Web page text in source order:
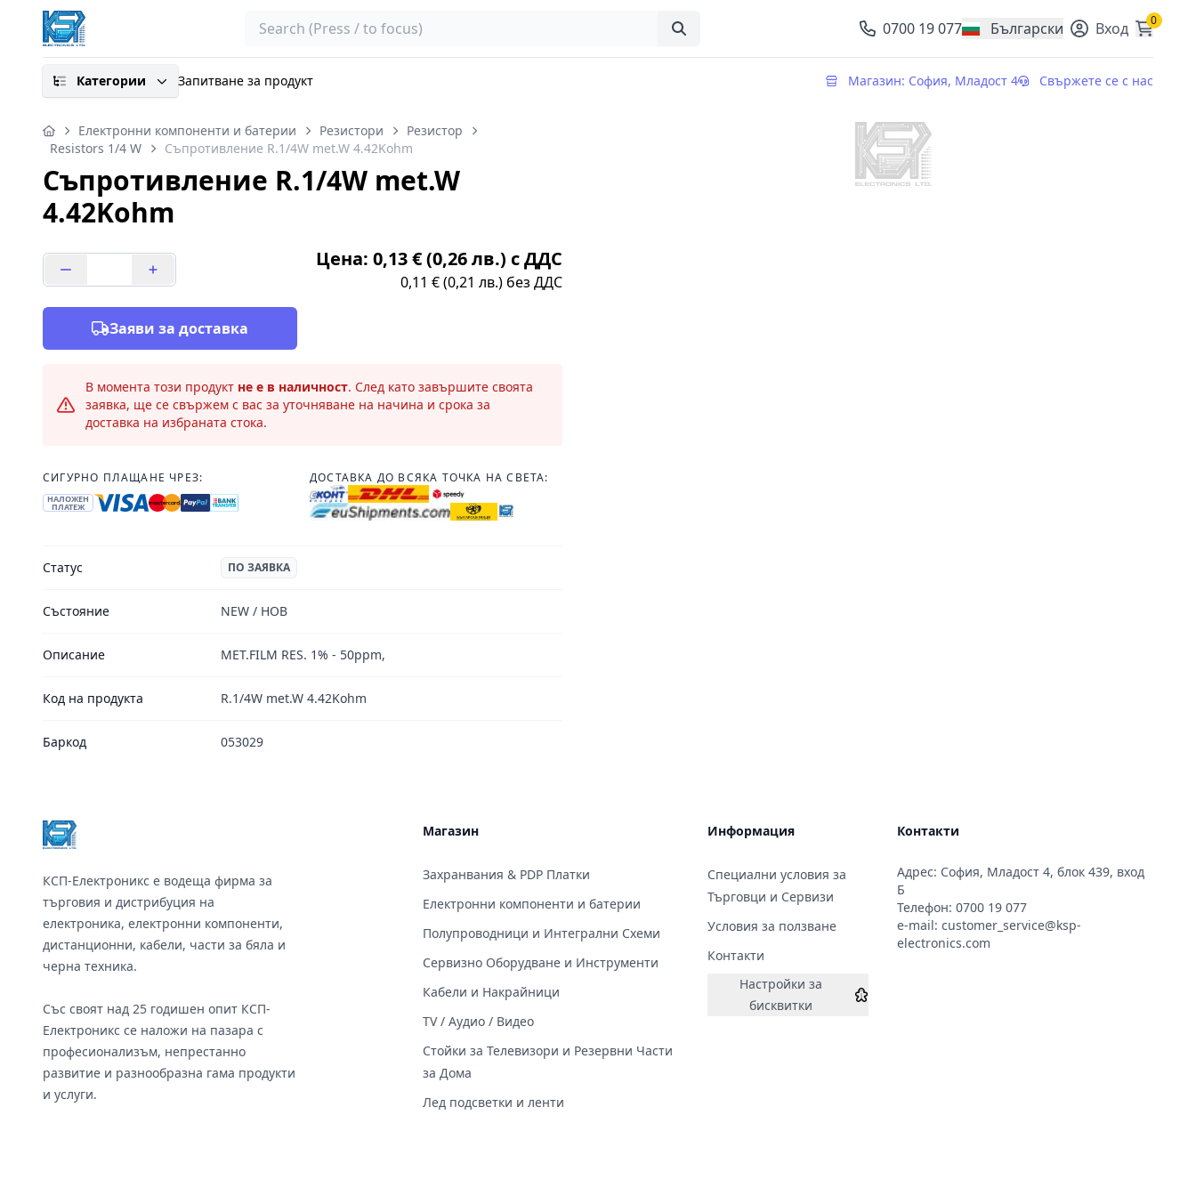
Search 0700 19 077 Български
, change currency Вход 0
Категории Запитване за продукт Магазин: София, Младост 4 Свържете се с нас
Електронни компоненти и батерии Резистори
Резистор
Resistors 1/4 W
Съпротивление R.1/4W met.W 4.42Kohm
Съпротивление R.1/4W met.W
4.42Kohm
Цена: 0,13 € (0,26 лв.) с ДДС
0,11 € (0,21 лв.) без ДДС
Заяви за доставка
В момента този продукт не е в наличност. След като завършите своята
заявка, ще се свържем с вас за уточняване на начина и срока за
доставка на избраната стока.
СИГУРНО ПЛАЩАНЕ ЧРЕЗ:
НАЛОЖЕН
ПЛАТЕЖ
ДОСТАВКА ДО ВСЯКА ТОЧКА НА СВЕТА:
Статус ПО ЗАЯВКА
Състояние NEW / НОВ
Описание MET.FILM RES. 1% - 50ppm,
Код на продукта R.1/4W met.W 4.42Kohm
Баркод 053029
КСП-Електроникс е водеща фирма за
търговия и дистрибуция на
електроника, електронни компоненти,
дистанционни, кабели, части за бяла и
черна техника.
Със своят над 25 годишен опит КСП-
Електроникс се наложи на пазара с
професионализъм, непрестанно
развитие и разнообразна гама продукти
и услуги.
Магазин
Захранвания & PDP Платки
Електронни компоненти и батерии
Полупроводници и Интегрални Схеми
Сервизно Оборудване и Инструменти
Кабели и Накрайници
TV / Аудио / Видео
Стойки за Телевизори и Резервни Части
за Дома
Лед подсветки и ленти
Информация
Специални условия за
Търговци и Сервизи
Условия за ползване
Контакти
Настройки за
бисквитки
Контакти
Адрес: София, Младост 4, блок 439, вход
Б
Телефон: 0700 19 077
e-mail: customer_service@ksp-
electronics.com